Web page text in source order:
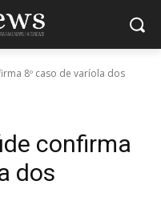
8º caso de varíola dos
confirma
dos